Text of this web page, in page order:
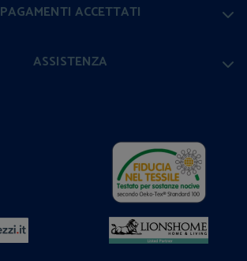
PAGAMENTI ACCETTATI
ASSISTENZA